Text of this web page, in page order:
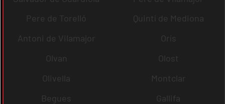
Pere de Torelló
Quintí de Mediona
Antoni de Vilamajor
Orís
Olvan
Olost
Olivella
Montclar
Begues
Gallifa